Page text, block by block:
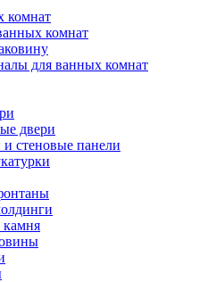
комнат
комнат
для ванных комнат
двери
стеновые панели